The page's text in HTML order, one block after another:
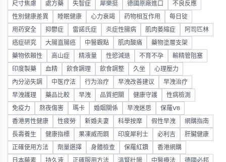
尺寸焦慮 處方藥 失智症 犀樂挺 德國原廠進口 不良反應
性別健康差異 睡眠健康 心力衰竭 药物相互作用 每日锭
用药安全 抑鬱症 雷諾氏症 炎症性腸病 肌肉萎縮症 阿司匹林
癌症研究 大腸直腸癌 中醫觀點 肌肉酸痛 藥物塗層支架
藥物依賴性 高山症 精液量 性慾減退 不育不孕 輸精管阻塞
印度製藥 血精 飲食調理 飲食調整 久坐 心理壓力
內分泌失調 中医疗法 行为治疗 早洩改善建议 早洩治疗
早洩護理 藥品比較 早洩 品質把關 健康守護 性病檢測
免疫力 熬夜傷害 瑪卡 婚姻關係 早洩迷思 保羅V8
香港男性健康 性疲勞 新婚夫妻 科學按摩 假性早洩 網購指南
長壽養生 健康指標 果凍威而鋼 印度犀利士 必利吉 肝臟健康
正確使用方法 劑量選擇 身體檢查 保羅紅鑽 香港網購
日本藤素 持久液 正確服用方法 溫腎壯陽 中醫療法 德國必邦